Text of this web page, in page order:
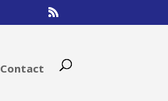
Contact